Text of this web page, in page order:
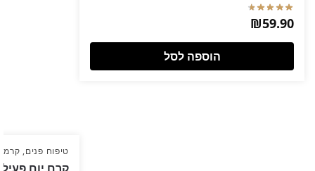
₪59.90
הוספה לסל
טיפוח פנים,